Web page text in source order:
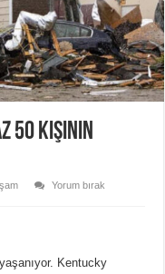
50 kişinin
Yorum bırak
Kentucky